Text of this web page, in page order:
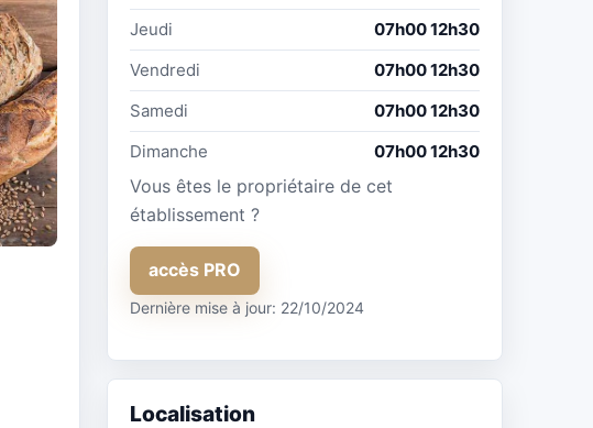
Jeudi
07h00 12h30
Vendredi
07h00 12h30
Samedi
07h00 12h30
Dimanche
07h00 12h30
Vous êtes le propriétaire de cet
établissement ?
accès PRO
Dernière mise à jour: 22/10/2024
Localisation